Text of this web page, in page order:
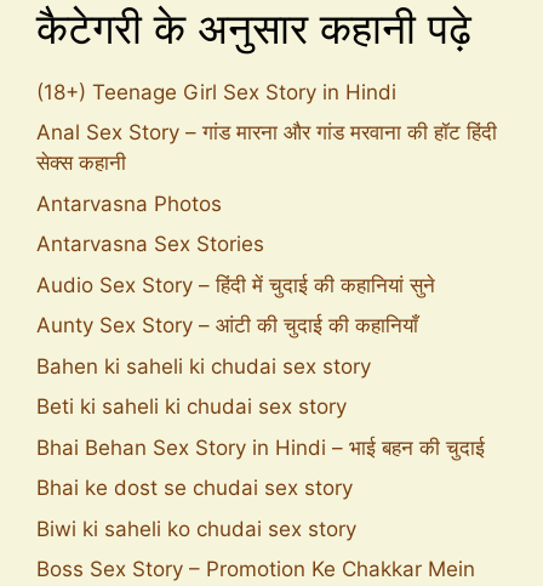
कैटेगरी के अनुसार कहानी पढ़े
(18+) Teenage Girl Sex Story in Hindi
Anal Sex Story – गांड मारना और गांड मरवाना की हॉट हिंदी
सेक्स कहानी
Antarvasna Photos
Antarvasna Sex Stories
Audio Sex Story – हिंदी में चुदाई की कहानियां सुने
Aunty Sex Story – आंटी की चुदाई की कहानियाँ
Bahen ki saheli ki chudai sex story
Beti ki saheli ki chudai sex story
Bhai Behan Sex Story in Hindi – भाई बहन की चुदाई
Bhai ke dost se chudai sex story
Biwi ki saheli ko chudai sex story
Boss Sex Story – Promotion Ke Chakkar Mein